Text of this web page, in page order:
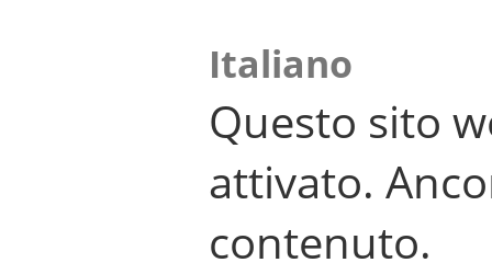
Italiano
Questo sito
attivato.
contenuto.